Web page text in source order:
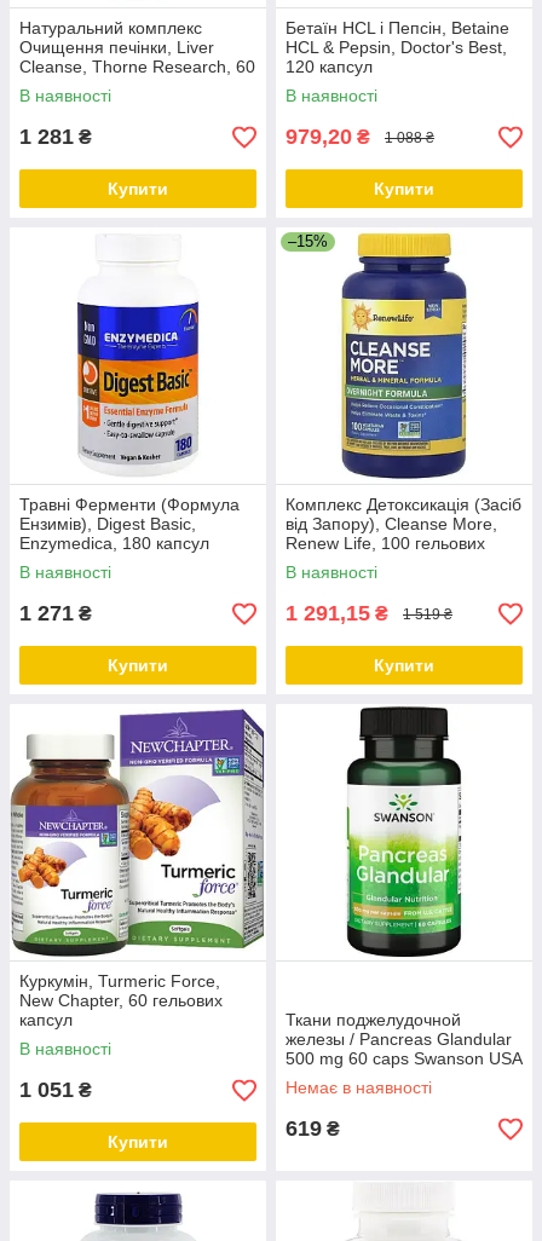
Натуральний комплекс
Очищення печінки, Liver
Cleanse, Thorne Research, 60
капсул
В наявності
1 281 ₴
Купити
Бетаїн HCL і Пепсін, Betaine
HCL & Pepsin, Doctor's Best,
120 капсул
В наявності
979,20 ₴ 1 088 ₴
Купити
Травні Ферменти (Формула
Ензимів), Digest Basic,
Enzymedica, 180 капсул
В наявності
1 271 ₴
Купити
–15%
Комплекс Детоксикація (Засіб
від Запору), Cleanse More,
Renew Life, 100 гельових
капсул
В наявності
1 291,15 ₴ 1 519 ₴
Купити
Куркумін, Turmeric Force,
New Chapter, 60 гельових
капсул
В наявності
1 051 ₴
Купити
Ткани поджелудочной
железы / Pancreas Glandular
500 mg 60 caps Swanson USA
Немає в наявності
619 ₴